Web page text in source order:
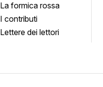
La formica rossa
I contributi
Lettere dei lettori